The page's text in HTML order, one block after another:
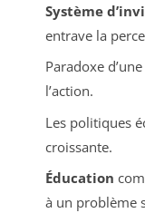
Système
entrave la
Paradoxe d’une
l’action.
Les politiques
croissante.
Éducation
à un problème